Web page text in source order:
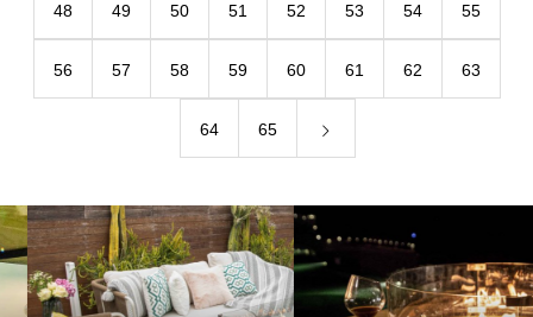
48 49 50 51 52 53 54 55
56 57 58 59 60 61 62 63
64 65